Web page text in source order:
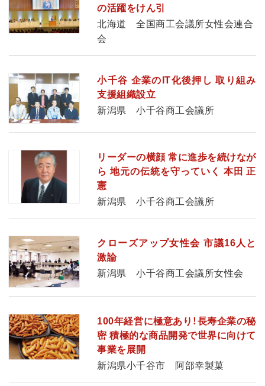
の活躍をけん引
北海道 全国商工会議所女性会連合
会
小千谷 企業のIT化後押し 取り組み
支援組織設立
新潟県 小千谷商工会議所
リーダーの横顔 常に進歩を続けなが
ら 地元の伝統を守っていく 本田 正
憲
新潟県 小千谷商工会議所
クローズアップ女性会 市議16人と
激論
新潟県 小千谷商工会議所女性会
100年経営に極意あり！長寿企業の秘
密 積極的な商品開発で世界に向けて
事業を展開
新潟県小千谷市 阿部幸製菓